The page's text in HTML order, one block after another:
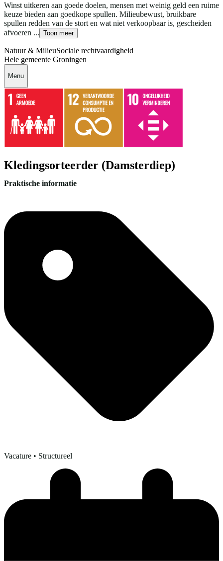
Winst uitkeren aan goede doelen, mensen met weinig geld een ruime
keuze bieden aan goedkope spullen. Milieubewust, bruikbare
spullen redden van de stort en wat niet verkoopbaar is, gescheiden
afvoeren ... Toon meer
Natuur & MilieuSociale rechtvaardigheid
Hele gemeente Groningen
Menu
Kledingsorteerder (Damsterdiep)
Praktische informatie
Vacature • Structureel